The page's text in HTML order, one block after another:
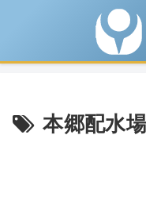
本郷配水場